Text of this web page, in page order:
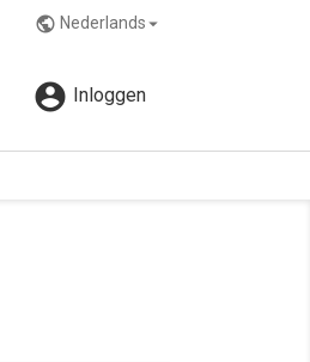
public Nederlands
 Inloggen